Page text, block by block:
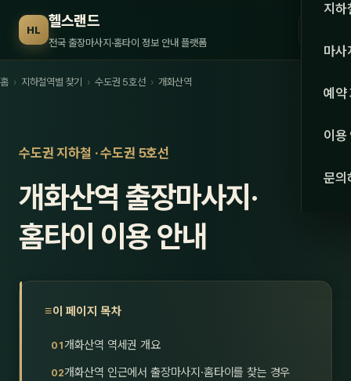
HL 헬스랜드
전국 출장마사지·홈타이 정보 안내 플랫폼 서울
강원·
강원
충북
지하
마사
관리
스
예약
이용
문의
홈 › 지하철역별 찾기 › 수도권 5호선 › 개화산역
수도권 지하철 · 수도권 5호선
개화산역 출장마사지·
홈타이 이용 안내
이 페이지 목차
개화산역 역세권 개요
개화산역 인근에서 출장마사지·홈타이를 찾는 경우